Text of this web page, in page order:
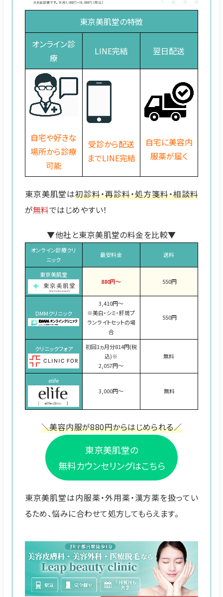
東京美肌堂の特徴
オンライン診
療
LINE完結 翌日配送
自宅や好きな
場所から診療
可能
受診から配送
までLINE完結
自宅に美容内
服薬が届く
東京美肌堂は初診料・再診料・処方箋料・相談料
が無料ではじめやすい！
▼他社と東京美肌堂の料金を比較▼
オンライン診療クリ
ニック
最安料金 送料
東京美肌堂
880円～
550円
DMMクリニック
3,410円～
※美白・シミ・肝斑プ
ランライトセットの場
合
550円
クリニックフォア
初回1ヵ月分814円(税
込)※
2,057円～
無料
elife
3,000円～
無料
＼美容内服が880円からはじめられる／
東京美肌堂の
無料カウンセリングはこちら
東京美肌堂は内服薬・外用薬・漢方薬を扱ってい
るため、悩みに合わせて処方してもらえます。